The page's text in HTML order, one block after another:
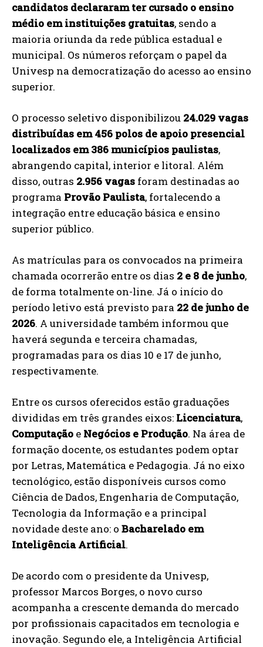
candidatos declararam ter cursado o ensino
médio em instituições gratuitas, sendo a
maioria oriunda da rede pública estadual e
municipal. Os números reforçam o papel da
Univesp na democratização do acesso ao ensino
superior.
O processo seletivo disponibilizou 24.029 vagas
distribuídas em 456 polos de apoio presencial
localizados em 386 municípios paulistas,
abrangendo capital, interior e litoral. Além
disso, outras 2.956 vagas foram destinadas ao
programa Provão Paulista, fortalecendo a
integração entre educação básica e ensino
superior público.
As matrículas para os convocados na primeira
chamada ocorrerão entre os dias 2 e 8 de junho,
de forma totalmente on-line. Já o início do
período letivo está previsto para 22 de junho de
2026. A universidade também informou que
haverá segunda e terceira chamadas,
programadas para os dias 10 e 17 de junho,
respectivamente.
Entre os cursos oferecidos estão graduações
divididas em três grandes eixos: Licenciatura,
Computação e Negócios e Produção. Na área de
formação docente, os estudantes podem optar
por Letras, Matemática e Pedagogia. Já no eixo
tecnológico, estão disponíveis cursos como
Ciência de Dados, Engenharia de Computação,
Tecnologia da Informação e a principal
novidade deste ano: o Bacharelado em
Inteligência Artificial.
De acordo com o presidente da Univesp,
professor Marcos Borges, o novo curso
acompanha a crescente demanda do mercado
por profissionais capacitados em tecnologia e
inovação. Segundo ele, a Inteligência Artificial